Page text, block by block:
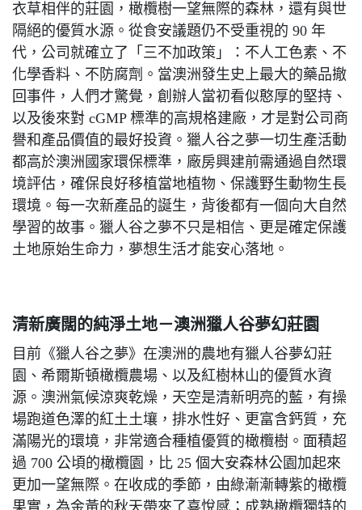
衣草相伴的莊園，橄欖樹一望無際的森林，還有與世
隔絕的優質水源。從食安議題仍不受重視的 90 年
代，公司就確立了「三不加政策」：不人工色素、不
化學香料、不防腐劑。當澳洲發生史上最大的藥品撤
回事件，人們才驚覺，創辦人當初看似憨厚的堅持、
以及後來對 cGMP 標準的高規格建廠，才是對公司商
譽和產品價值的最好投資。獵人谷之夢一切生產活動
都高於澳洲國家環保標準，廠房興建前需通過自然環
境評估，確保良好移植當地植物、保護野生動物生長
環境。每一次新產品的誕生，背後都有一個向大自然
學習的故事。獵人谷之夢不只是相信、更是確定保護
土地原始生命力，夢想生活才能安心落地。
清新廣闊的純淨土地－澳洲獵人谷夢幻莊園
目前《獵人谷之夢》在澳洲的農地有獵人谷夢幻莊
園、希爾斯頓橄欖農場、以及紅樹林山的優質水資
源。澳洲氣候涼爽乾燥，天空是清新明亮的藍，有操
場跑道色澤的紅土土壤，排水性好、更富含鈣質，充
滿陽光的環境，非常適合種植優質的橄欖樹。面積超
過 700 公頃的橄欖園，比 25 個大安森林公園加起來
更加一望無際。在收成的季節，由綠漸漸轉紫的橄欖